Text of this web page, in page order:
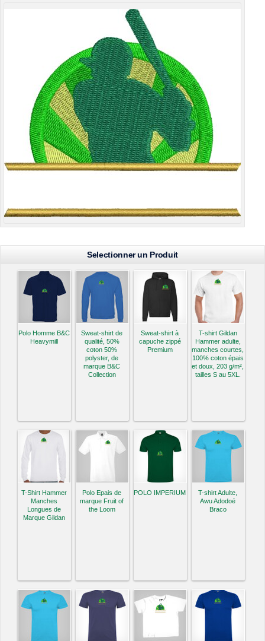
Selectionner un Produit
Polo Homme B&C
Heavymill
Sweat-shirt de
qualité, 50%
coton 50%
polyster, de
marque B&C
Collection
Sweat-shirt à
capuche zippé
Premium
T-shirt Gildan
Hammer adulte,
manches courtes,
100% coton épais
et doux, 203 g/m²,
tailles S au 5XL.
T-Shirt Hammer
Manches
Longues de
Marque Gildan
Polo Epais de
marque Fruit of
the Loom
POLO IMPERIUM
T-shirt Adulte,
Awu Adodoé
Braco